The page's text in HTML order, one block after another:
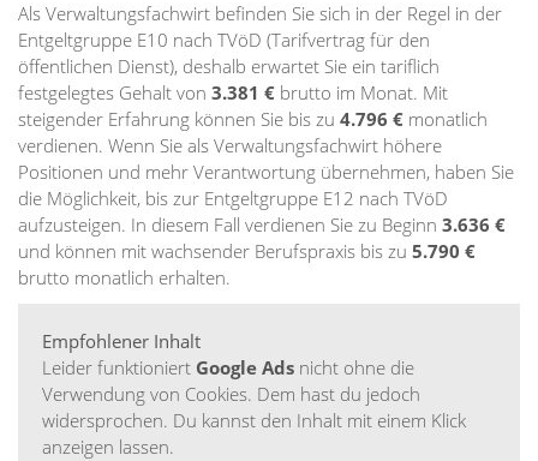
Als Verwaltungsfachwirt befinden Sie sich in der Regel in der
Entgeltgruppe E10 nach TVöD (Tarifvertrag für den
öffentlichen Dienst), deshalb erwartet Sie ein tariflich
festgelegtes Gehalt von 3.381 € brutto im Monat. Mit
steigender Erfahrung können Sie bis zu 4.796 € monatlich
verdienen. Wenn Sie als Verwaltungsfachwirt höhere
Positionen und mehr Verantwortung übernehmen, haben Sie
die Möglichkeit, bis zur Entgeltgruppe E12 nach TVöD
aufzusteigen. In diesem Fall verdienen Sie zu Beginn 3.636 €
und können mit wachsender Berufspraxis bis zu 5.790 €
brutto monatlich erhalten.
Empfohlener Inhalt
Leider funktioniert Google Ads nicht ohne die
Verwendung von Cookies. Dem hast du jedoch
widersprochen. Du kannst den Inhalt mit einem Klick
anzeigen lassen.